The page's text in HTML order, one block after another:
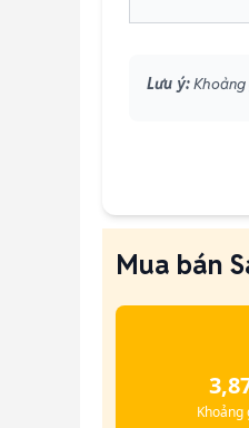
Lưu ý:
Mua bán
Khoảng